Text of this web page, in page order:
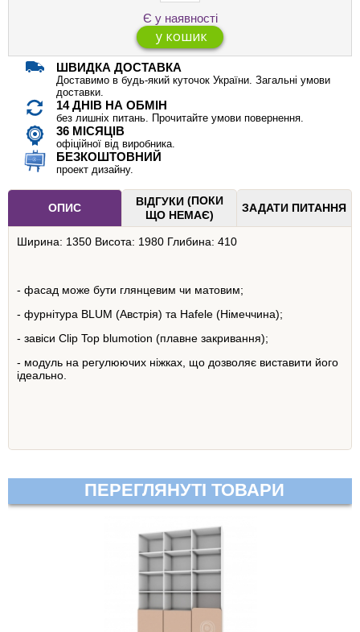
Є у наявності
ШВИДКА ДОСТАВКА
Доставимо в будь-який куточок України. Загальні умови
доставки.
14 ДНІВ НА ОБМІН
без лишніх питань. Прочитайте умови повернення.
36 МІСЯЦІВ
офіційної від виробника.
БЕЗКОШТОВНИЙ
проект дизайну.
ОПИС ВІДГУКИ (ПОКИ
ЩО НЕМАЄ)
ЗАДАТИ ПИТАННЯ
Ширина: 1350 Висота: 1980 Глибина: 410
- фасад може бути глянцевим чи матовим;
- фурнітура BLUM (Австрія) та Hafele (Німеччина);
- завіси Clip Top blumotion (плавне закривання);
- модуль на регулюючих ніжках, що дозволяє виставити його
ідеально.
ПЕРЕГЛЯНУТІ ТОВАРИ